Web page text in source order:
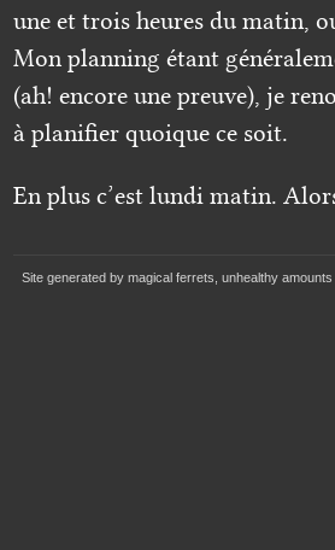
une et trois heures du matin,
Mon planning étant
(ah! encore une preuve), je
à planifier quoique ce soit.
En plus c’est lundi matin.
Site generated by magical ferrets, unhealthy